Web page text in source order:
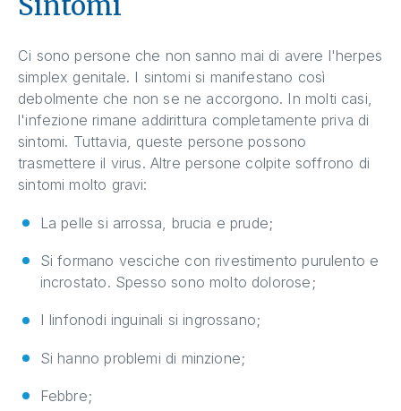
Ci sono persone che non sanno mai di avere l'herpes
simplex genitale. I sintomi si manifestano così
debolmente che non se ne accorgono. In molti casi,
l'infezione rimane addirittura completamente priva di
sintomi. Tuttavia, queste persone possono
trasmettere il virus. Altre persone colpite soffrono di
sintomi molto gravi:
La pelle si arrossa, brucia e prude;
Si formano vesciche con rivestimento purulento e
incrostato. Spesso sono molto dolorose;
I linfonodi inguinali si ingrossano;
Si hanno problemi di minzione;
Febbre;